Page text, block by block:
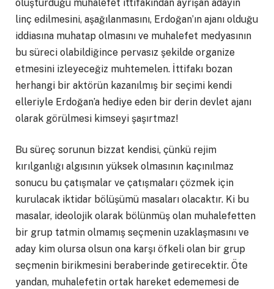
oluşturduğu muhalefet ittifakından ayrışan adayın
linç edilmesini, aşağılanmasını, Erdoğan’ın ajanı olduğu
iddiasına muhatap olmasını ve muhalefet medyasının
bu süreci olabildiğince pervasız şekilde organize
etmesini izleyeceğiz muhtemelen. İttifakı bozan
herhangi bir aktörün kazanılmış bir seçimi kendi
elleriyle Erdoğan’a hediye eden bir derin devlet ajanı
olarak görülmesi kimseyi şaşırtmaz!
Bu süreç sorunun bizzat kendisi, çünkü rejim
kırılganlığı algısının yüksek olmasının kaçınılmaz
sonucu bu çatışmalar ve çatışmaları çözmek için
kurulacak iktidar bölüşümü masaları olacaktır. Ki bu
masalar, ideolojik olarak bölünmüş olan muhalefetten
bir grup tatmin olmamış seçmenin uzaklaşmasını ve
aday kim olursa olsun ona karşı öfkeli olan bir grup
seçmenin birikmesini beraberinde getirecektir. Öte
yandan, muhalefetin ortak hareket edememesi de